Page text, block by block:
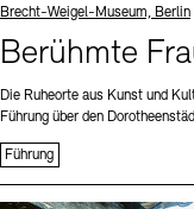
Standort
Brecht-Weigel-Museum, Berlin
Berühmte
Die Ruheorte aus Kunst und
Führung über den
Führung